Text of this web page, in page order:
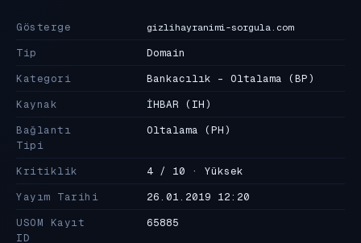
Gösterge gizlihayranimi-sorgula.com
Tip
Domain
Kategori
Bankacılık - Oltalama (BP)
Kaynak
İHBAR (IH)
Bağlantı
Tipi
Oltalama (PH)
Kritiklik
4 / 10 · Yüksek
Yayım Tarihi
26.01.2019 12:20
USOM Kayıt
ID
65885